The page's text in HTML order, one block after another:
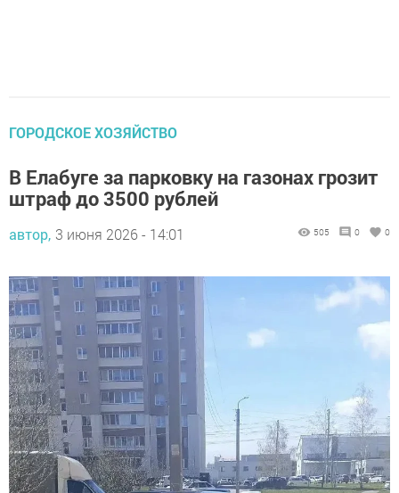
ГОРОДСКОЕ ХОЗЯЙСТВО
В Елабуге за парковку на газонах грозит
штраф до 3500 рублей
автор, 3 июня 2026 - 14:01 505 0 0